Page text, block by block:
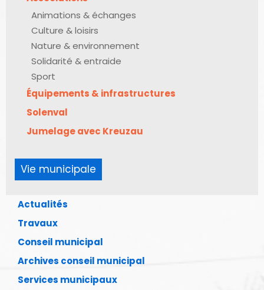
Animations & échanges
Culture & loisirs
Nature & environnement
Solidarité & entraide
Sport
Équipements & infrastructures
Solenval
Jumelage avec Kreuzau
Vie municipale
Actualités
Travaux
Conseil municipal
Archives conseil municipal
Services municipaux